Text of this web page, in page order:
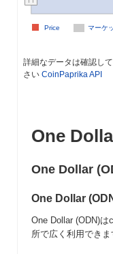
マーケ
Price
詳細なデータは確認し
さい CoinPaprika API
One
One Dollar
One Dollar
One Dollar (ODN)は
所で広く利用できま